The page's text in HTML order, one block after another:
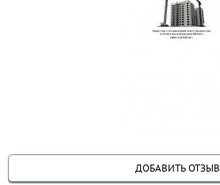
ДОБАВИТЬ ОТЗЫВ